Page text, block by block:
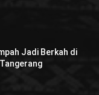
Jadi Berkah di